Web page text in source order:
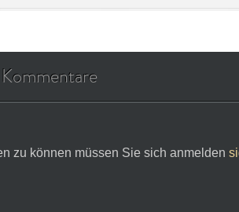
Kommentare
zu können müssen Sie sich anmelden